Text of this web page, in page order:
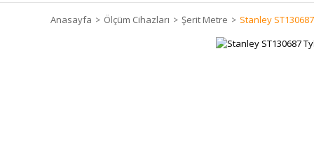
Anasayfa Ölçüm Cihazları Şerit Metre Stanley